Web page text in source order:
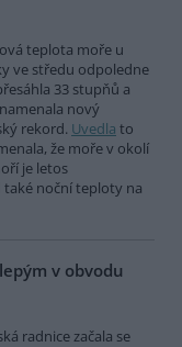
teplota moře u
ve středu odpoledne
33 stupňů a
nový
rekord. Uvedla to
že moře v okolí
je letos
noční teploty na
v obvodu
radnice začala se